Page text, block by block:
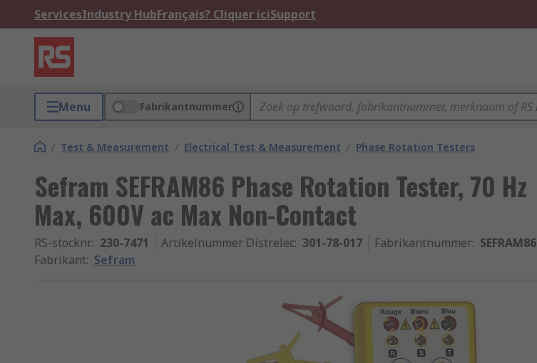
ServicesIndustry HubFrançais? Cliquer iciSupport
Menu Fabrikantnummer
/ Test & Measurement / Electrical Test & Measurement / Phase Rotation Testers
Sefram SEFRAM86 Phase Rotation Tester, 70 Hz
Max, 600V ac Max Non-Contact
RS-stocknr.: 230-7471 Artikelnummer Distrelec: 301-78-017 Fabrikantnummer: SEFRAM86
Fabrikant: Sefram